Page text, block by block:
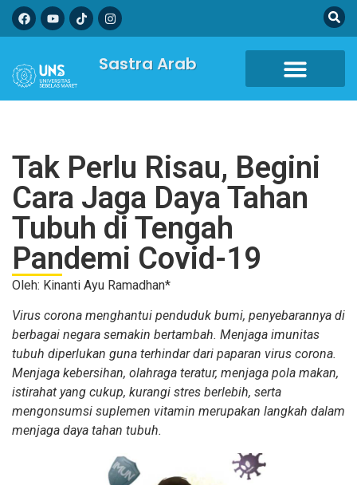
Sastra Arab
Tak Perlu Risau, Begini
Cara Jaga Daya Tahan
Tubuh di Tengah
Pandemi Covid-19
Oleh: Kinanti Ayu Ramadhan*
Virus corona menghantui penduduk bumi, penyebarannya di
berbagai negara semakin bertambah. Menjaga imunitas
tubuh diperlukan guna terhindar dari paparan virus corona.
Menjaga kebersihan, olahraga teratur, menjaga pola makan,
istirahat yang cukup, kurangi stres berlebih, serta
mengonsumsi suplemen vitamin merupakan langkah dalam
menjaga daya tahan tubuh.